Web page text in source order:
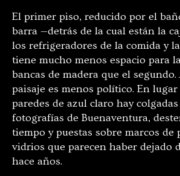
El primer piso, reducido por el
barra —detrás de la cual están la
los refrigeradores de la comida y
tiene mucho menos espacio para
bancas de madera que el
paisaje es menos político. En
paredes de azul claro hay
fotografías de Buenaventura,
tiempo y puestas sobre marcos de
vidrios que parecen haber dejado
hace años.